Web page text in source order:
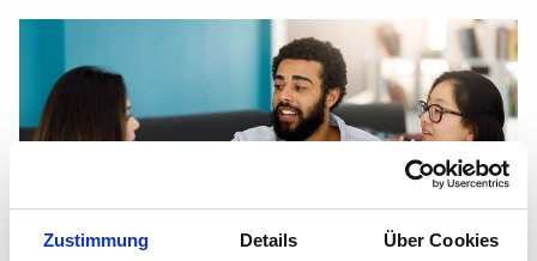
Zustimmung Details Über Cookies